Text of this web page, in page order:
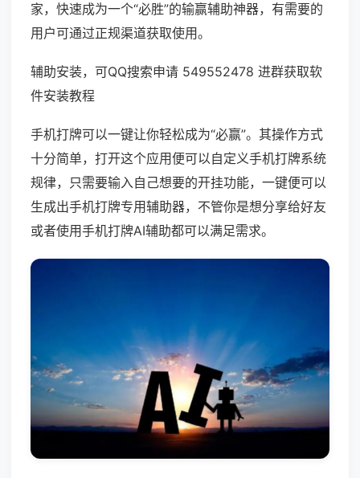
家，快速成为一个“必胜”的输赢辅助神器，有需要的
用户可通过正规渠道获取使用。
辅助安装，可QQ搜索申请 549552478 进群获取软
件安装教程
手机打牌可以一键让你轻松成为“必赢”。其操作方式
十分简单，打开这个应用便可以自定义手机打牌系统
规律，只需要输入自己想要的开挂功能，一键便可以
生成出手机打牌专用辅助器，不管你是想分享给好友
或者使用手机打牌AI辅助都可以满足需求。